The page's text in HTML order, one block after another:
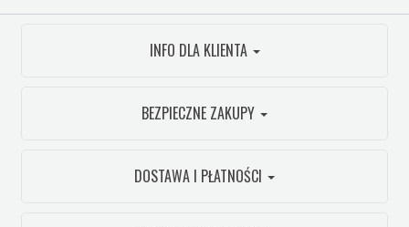
INFO DLA KLIENTA
BEZPIECZNE ZAKUPY
DOSTAWA I PŁATNOŚCI